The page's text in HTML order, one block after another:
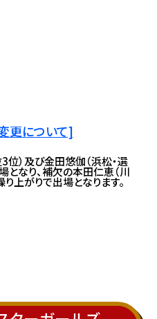
更について]
）及び金田悠伽（浜松・選
なり、補欠の本田仁恵（川
り上がりで出場となります。